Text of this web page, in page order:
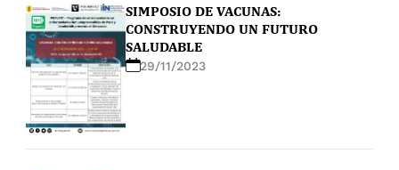
SIMPOSIO DE VACUNAS:
CONSTRUYENDO UN FUTURO
SALUDABLE
29/11/2023